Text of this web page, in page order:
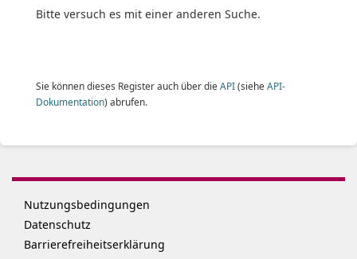
Bitte versuch es mit einer anderen Suche.
Sie können dieses Register auch über die API(siehe API-
Dokumentation) abrufen.
Nutzungsbedingungen
Datenschutz
Barrierefreiheitserklärung